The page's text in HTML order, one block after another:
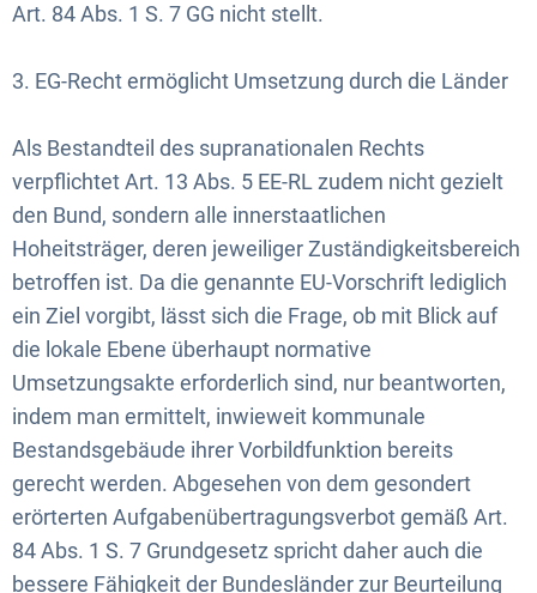
Art. 84 Abs. 1 S. 7 GG nicht stellt.
3. EG-Recht ermöglicht Umsetzung durch die Länder
Als Bestandteil des supranationalen Rechts
verpflichtet Art. 13 Abs. 5 EE-RL zudem nicht gezielt
den Bund, sondern alle innerstaatlichen
Hoheitsträger, deren jeweiliger Zuständigkeitsbereich
betroffen ist. Da die genannte EU-Vorschrift lediglich
ein Ziel vorgibt, lässt sich die Frage, ob mit Blick auf
die lokale Ebene überhaupt normative
Umsetzungsakte erforderlich sind, nur beantworten,
indem man ermittelt, inwieweit kommunale
Bestandsgebäude ihrer Vorbildfunktion bereits
gerecht werden. Abgesehen von dem gesondert
erörterten Aufgabenübertragungsverbot gemäß Art.
84 Abs. 1 S. 7 Grundgesetz spricht daher auch die
bessere Fähigkeit der Bundesländer zur Beurteilung